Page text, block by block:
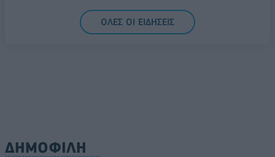
ΟΛΕΣ ΟΙ ΕΙΔΗΣΕΙΣ
ΔΗΜΟΦΙΛΗ